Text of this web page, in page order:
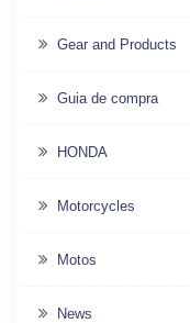
Gear and Products
Guia de compra
HONDA
Motorcycles
Motos
News